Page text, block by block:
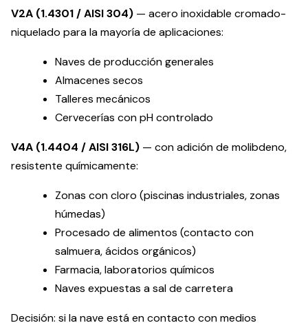
V2A (1.4301 / AISI 304) — acero inoxidable cromado-
niquelado para la mayoría de aplicaciones:
Naves de producción generales
Almacenes secos
Talleres mecánicos
Cervecerías con pH controlado
V4A (1.4404 / AISI 316L) — con adición de molibdeno,
resistente químicamente:
Zonas con cloro (piscinas industriales, zonas
húmedas)
Procesado de alimentos (contacto con
salmuera, ácidos orgánicos)
Farmacia, laboratorios químicos
Naves expuestas a sal de carretera
Decisión: si la nave está en contacto con medios